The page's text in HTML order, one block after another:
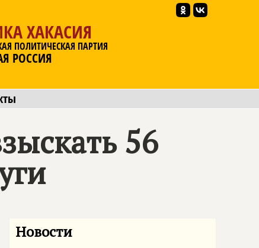
ХАКАСИЯ
ПОЛИТИЧЕСКАЯ ПАРТИЯ
РОССИЯ
56
Новости